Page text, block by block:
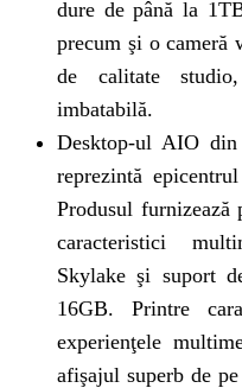
dure de până la
precum şi o cameră
de calitate
imbatabilă.
Desktop-ul AIO
reprezintă
Produsul furnizează
caracteristici
Skylake şi suport
16GB. Printre
experienţele
afişajul superb de